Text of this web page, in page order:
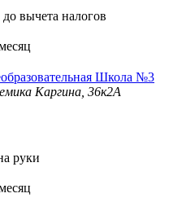
до вычета налогов
Школа №3
Каргина, 36к2А
руки